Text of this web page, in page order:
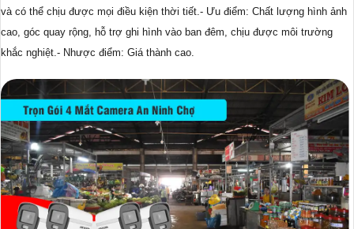
và có thể chịu được mọi điều kiện thời tiết.- Ưu điểm: Chất lượng hình ảnh
cao, góc quay rộng, hỗ trợ ghi hình vào ban đêm, chịu được môi trường
khắc nghiệt.- Nhược điểm: Giá thành cao.